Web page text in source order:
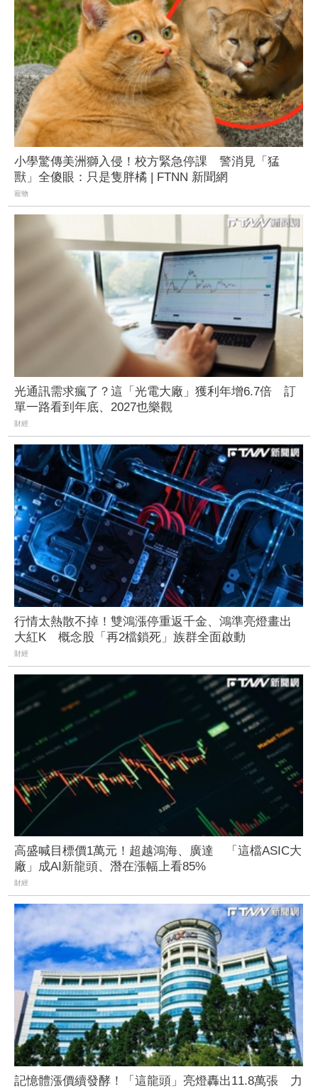
小學驚傳美洲獅入侵！校方緊急停課 警消見「猛
獸」全傻眼：只是隻胖橘 | FTNN 新聞網
寵物
光通訊需求瘋了？這「光電大廠」獲利年增6.7倍 訂
單一路看到年底、2027也樂觀
財經
行情太熱散不掉！雙鴻漲停重返千金、鴻準亮燈畫出
大紅K 概念股「再2檔鎖死」族群全面啟動
財經
高盛喊目標價1萬元！超越鴻海、廣達 「這檔ASIC大
廠」成AI新龍頭、潛在漲幅上看85%
財經
記憶體漲價續發酵！「這龍頭」亮燈轟出11.8萬張 力